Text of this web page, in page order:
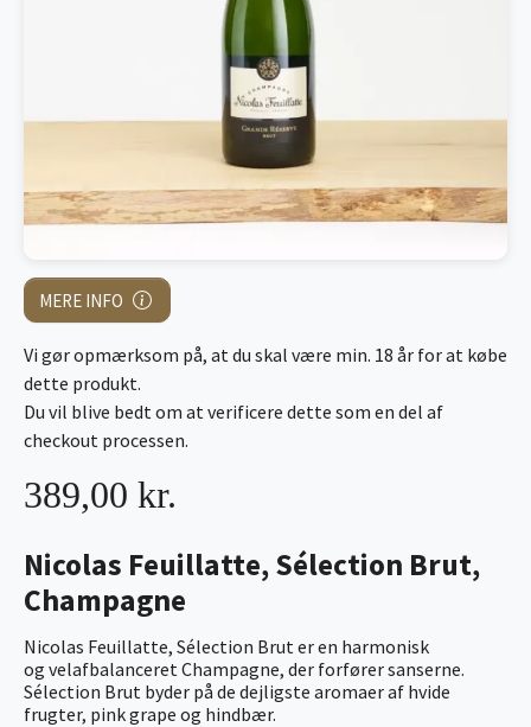
MERE INFO
Nicolas Feuillatte, Sélection Brut,
Champagne
Nicolas Feuillatte, Sélection Brut er en harmonisk
og velafbalanceret Champagne, der forfører sanserne.
Sélection Brut byder på de dejligste aromaer af hvide
frugter, pink grape og hindbær.
389,00 kr.
Vi gør opmærksom på, at du skal være min. 18 år for at købe
dette produkt.
Du vil blive bedt om at verificere dette som en del af
checkout processen.